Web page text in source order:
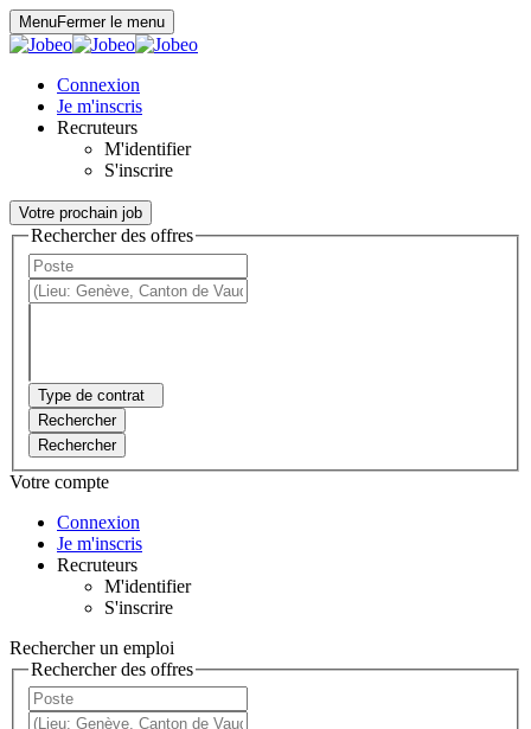
MenuFermer le menu
Connexion
Je m'inscris
Recruteurs
M'identifier
S'inscrire
Votre prochain job
Rechercher des offres
Type de contrat
Rechercher
Rechercher
Votre compte
Connexion
Je m'inscris
Recruteurs
M'identifier
S'inscrire
Rechercher un emploi
Rechercher des offres
Panneau de gestion des cookies